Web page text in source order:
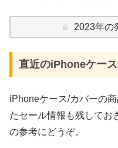
2023年の
直近のiPhoneケー
iPhoneケース/カバーの
たセール情報も残してお
の参考にどうぞ。